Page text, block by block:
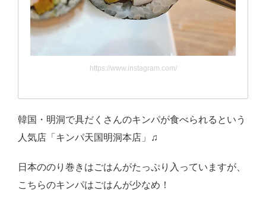
https://www.instagram.com/
韓国・明洞で具だくさんのキンパが食べられるという
人気店「キンパ天国明洞本店」♫
日本ののり巻きはごはんがたっぷり入っていますが、
こちらのキンパはごはんが少なめ！